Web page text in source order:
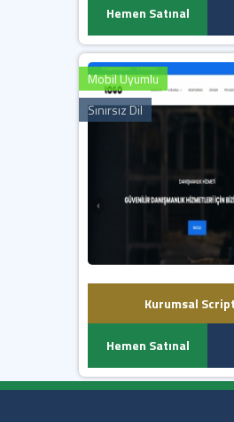
Hemen Satınal
Mobil Uyumlu
Sınırsız Dil
Kurumsal
Hemen Satınal